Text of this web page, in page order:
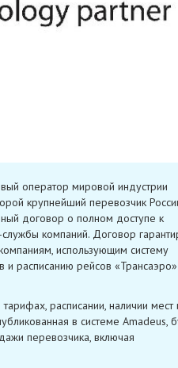
оператор мировой индустрии
крупнейший перевозчик
договор о полном доступе к
компаний. Договор
использующим систему
и расписанию рейсов
расписании, наличии мест
в системе Amadeus,
перевозчика, включая